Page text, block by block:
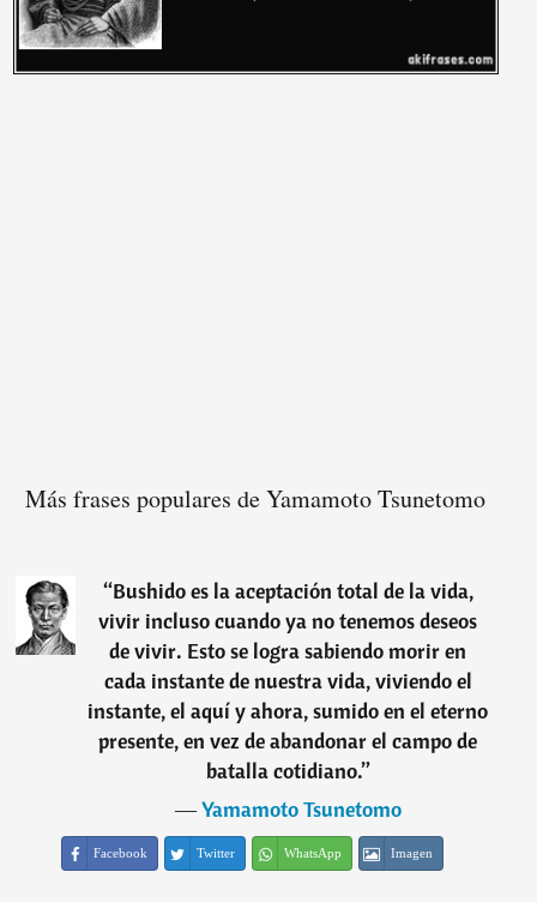
Más frases populares de Yamamoto Tsunetomo
“Bushido es la aceptación total de la vida,
vivir incluso cuando ya no tenemos deseos
de vivir. Esto se logra sabiendo morir en
cada instante de nuestra vida, viviendo el
instante, el aquí y ahora, sumido en el eterno
presente, en vez de abandonar el campo de
batalla cotidiano.”
―Yamamoto Tsunetomo
Facebook Twitter WhatsApp Imagen